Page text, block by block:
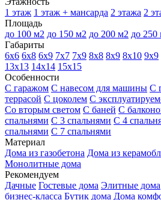
1 этаж 1 этаж + мансарда 2 этажа 2
Площадь
до 100 м2 до 150 м2 до 200 м2 до 250
Габариты
6х6 6х8 6х9 7х7 7х9 8х8 8х9 8х10 9х9
13х13 14х14 15х15
Особенности
С гаражом С навесом для машины С
террасой С цоколем С
Со вторым светом С баней С
спальнями С 3 спальнями С 4
спальнями С 7 спальнями
Материал
Дома из газобетона Дома из
Монолитные дома
Рекомендуем
Дачные Гостевые дома Элитные дома
бизнес-класса Бутик дома Дома